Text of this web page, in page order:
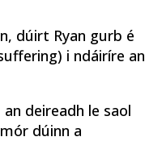
dúirt Ryan gurb é
i ndáiríre an
deireadh le saol
dúinn a